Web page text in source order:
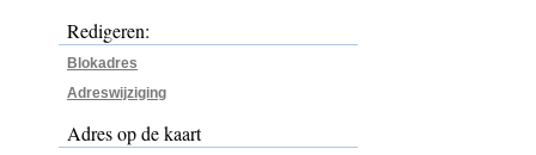
Redigeren:
Blokadres
Adreswijziging
Adres op de kaart